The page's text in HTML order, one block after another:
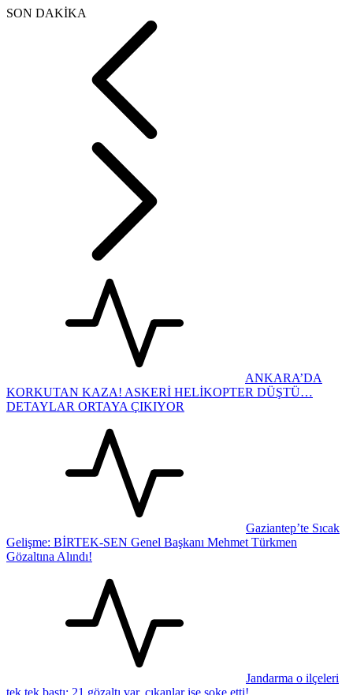
SON DAKİKA
ANKARA’DA
KORKUTAN KAZA! ASKERİ HELİKOPTER DÜŞTÜ…
DETAYLAR ORTAYA ÇIKIYOR
Gaziantep’te Sıcak
Gelişme: BİRTEK-SEN Genel Başkanı Mehmet Türkmen
Gözaltına Alındı!
Jandarma o ilçeleri
tek tek bastı: 21 gözaltı var, çıkanlar ise şoke etti!